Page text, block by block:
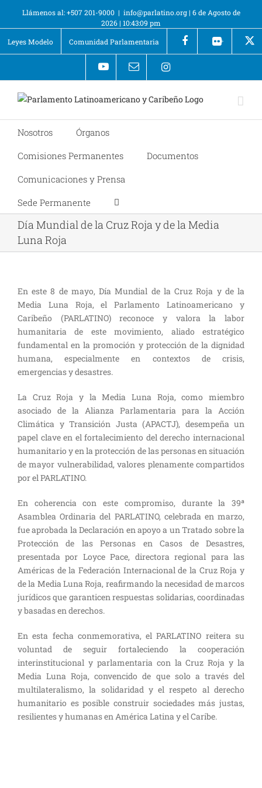
Llámenos al: +507 201-9000 | info@parlatino.org| 6 de Agosto de
2026| 10:43:09 pm
Leyes Modelo
Comunidad Parlamentaria +
Nosotros
Órganos
Comisiones Permanentes
Documentos
Comunicaciones y Prensa
Sede Permanente
Día Mundial de la Cruz Roja y de la Media
Luna Roja
En este 8 de mayo, Día Mundial de la Cruz Roja y de la
Media Luna Roja, el Parlamento Latinoamericano y
Caribeño (PARLATINO) reconoce y valora la labor
humanitaria de este movimiento, aliado estratégico
fundamental en la promoción y protección de la dignidad
humana, especialmente en contextos de crisis,
emergencias y desastres.
La Cruz Roja y la Media Luna Roja, como miembro
asociado de la Alianza Parlamentaria para la Acción
Climática y Transición Justa (APACTJ), desempeña un
papel clave en el fortalecimiento del derecho internacional
humanitario y en la protección de las personas en situación
de mayor vulnerabilidad, valores plenamente compartidos
por el PARLATINO.
En coherencia con este compromiso, durante la 39ª
Asamblea Ordinaria del PARLATINO, celebrada en marzo,
fue aprobada la Declaración en apoyo a un Tratado sobre la
Protección de las Personas en Casos de Desastres,
presentada por Loyce Pace, directora regional para las
Américas de la Federación Internacional de la Cruz Roja y
de la Media Luna Roja, reafirmando la necesidad de marcos
jurídicos que garanticen respuestas solidarias, coordinadas
y basadas en derechos.
En esta fecha conmemorativa, el PARLATINO reitera su
voluntad de seguir fortaleciendo la cooperación
interinstitucional y parlamentaria con la Cruz Roja y la
Media Luna Roja, convencido de que solo a través del
multilateralismo, la solidaridad y el respeto al derecho
humanitario es posible construir sociedades más justas,
resilientes y humanas en América Latina y el Caribe.